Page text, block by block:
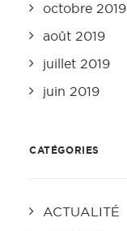
octobre 2019
août 2019
juillet 2019
juin 2019
CATÉGORIES
ACTUALITÉ